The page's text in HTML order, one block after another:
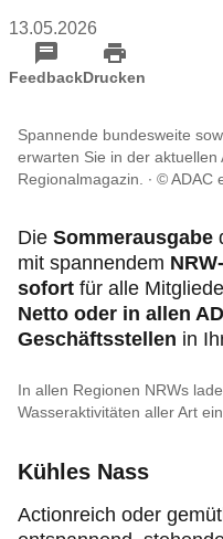
Reise & Freizeit
Motorsport &
13.05.2026
FeedbackDrucken
Spannende bundesweite
erwarten Sie in der aktuellen
Regionalmagazin.
© ADAC
Die Sommerausgabe
mit spannendem
sofort für alle
Netto oder in allen
Geschäftsstellen in
In allen Regionen NRWs
Wasseraktivitäten aller Art ein.
Kühles Nass
Actionreich oder